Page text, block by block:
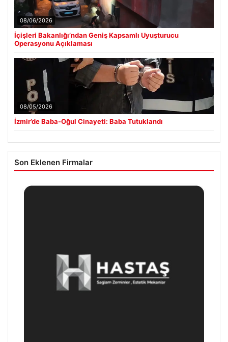
08/06/2026
İçişleri Bakanlığı’ndan Geniş Kapsamlı Uyuşturucu
Operasyonu Açıklaması
08/05/2026
İzmir’de Baba-Oğul Cinayeti: Baba Tutuklandı
Son Eklenen Firmalar